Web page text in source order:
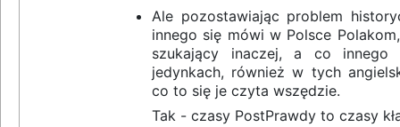
Ale pozostawiając problem
innego się mówi w Polsce
szukający inaczej, a co innego
jedynkach, również w tych
co to się je czyta wszędzie.
Tak - czasy PostPrawdy to czasy